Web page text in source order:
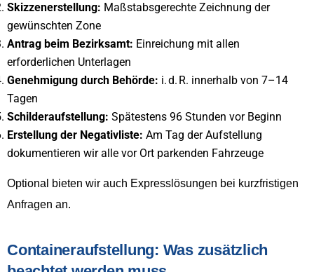
Skizzenerstellung: Maßstabsgerechte Zeichnung der
gewünschten Zone
Antrag beim Bezirksamt: Einreichung mit allen
erforderlichen Unterlagen
Genehmigung durch Behörde: i. d. R. innerhalb von 7–14
Tagen
Schilderaufstellung: Spätestens 96 Stunden vor Beginn
Erstellung der Negativliste: Am Tag der Aufstellung
dokumentieren wir alle vor Ort parkenden Fahrzeuge
Optional bieten wir auch Expresslösungen bei kurzfristigen
Anfragen an.
Containeraufstellung: Was zusätzlich